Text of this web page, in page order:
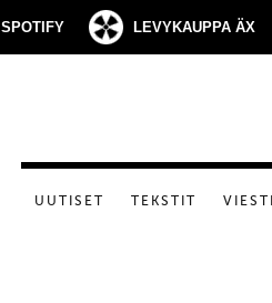
SPOTIFY LEVYKAUPPA ÄX
UUTISET TEKSTIT